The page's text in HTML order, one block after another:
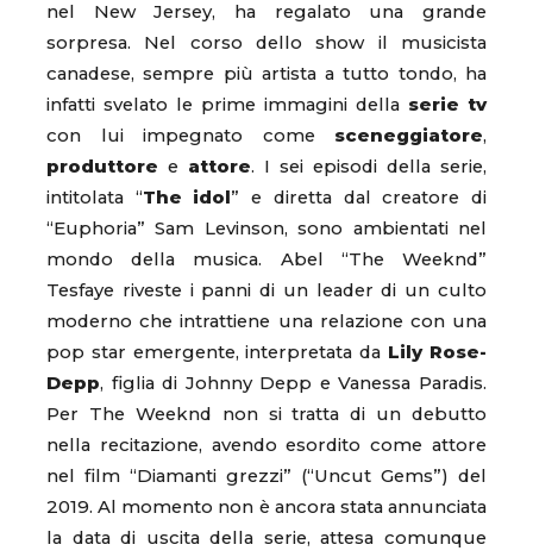
nel New Jersey, ha regalato una grande
sorpresa. Nel corso dello show il musicista
canadese, sempre più artista a tutto tondo, ha
infatti svelato le prime immagini della serie tv
con lui impegnato come sceneggiatore,
produttore e attore. I sei episodi della serie,
intitolata “The idol ” e diretta dal creatore di
“Euphoria” Sam Levinson, sono ambientati nel
mondo della musica. Abel “The Weeknd”
Tesfaye riveste i panni di un leader di un culto
moderno che intrattiene una relazione con una
pop star emergente, interpretata da Lily Rose-
Depp, figlia di Johnny Depp e Vanessa Paradis.
Per The Weeknd non si tratta di un debutto
nella recitazione, avendo esordito come attore
nel film “Diamanti grezzi” (“Uncut Gems”) del
2019. Al momento non è ancora stata annunciata
la data di uscita della serie, attesa comunque